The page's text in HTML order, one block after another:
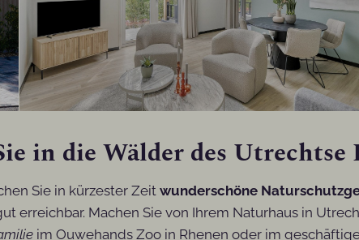
in die Wälder des Utrechtse
Sie in kürzester Zeit wunderschöne
erreichbar. Machen Sie von Ihrem Naturhaus in
im Ouwehands Zoo in Rhenen oder im